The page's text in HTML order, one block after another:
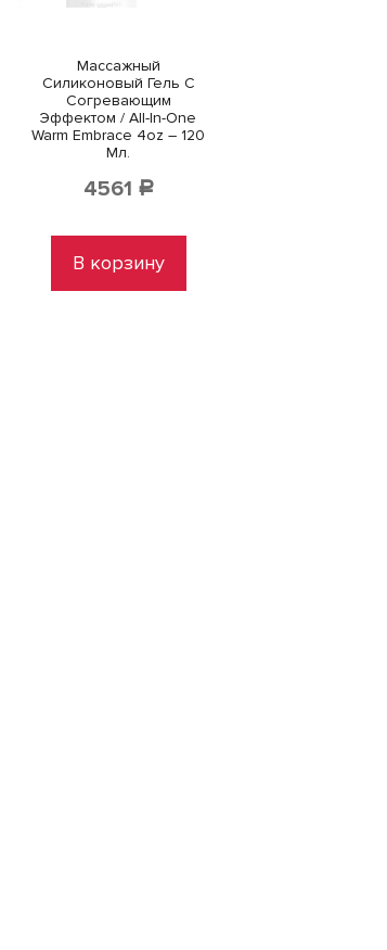
Массажный
Силиконовый Гель С
Согревающим
Эффектом / All-In-One
Warm Embrace 4oz – 120
Мл.
4561 Р
В корзину